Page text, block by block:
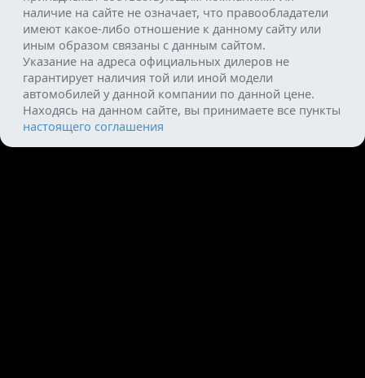
наличие на сайте не означает, что правообладатели
имеют какое-либо отношение к данному сайту или
иным образом связаны с данным сайтом.
Указание на адреса официальных дилеров не
гарантирует наличия той или иной модели
автомобилей у данной компании по данной цене.
Находясь на данном сайте, вы принимаете все пункты
настоящего соглашения